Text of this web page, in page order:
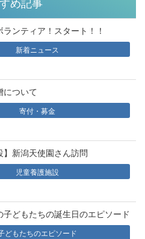
め記事
ランティア！スタート！！
新着ニュース
について
寄付・募金
】新潟天使園さん訪問
児童養護施設
子どもたちの誕生日のエピソード
どもたちのエピソード